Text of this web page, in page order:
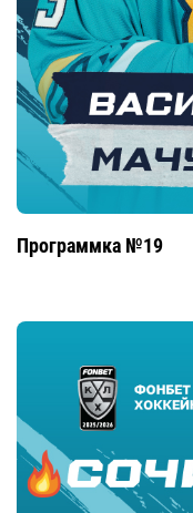
Программка №19